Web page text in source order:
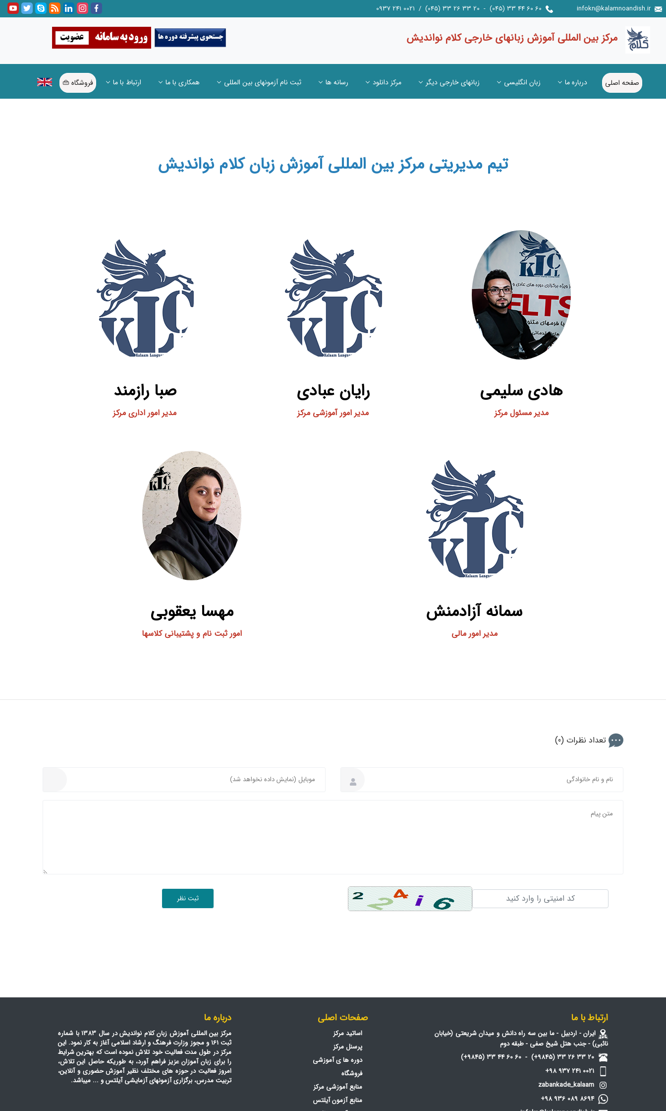
infokn@kalamnoandish.ir
مرکز بین المللی آموزش زبانهای خارجی کلام نواندیش
صفحه اصلی درباره ما زبان انگلیسی زبانهای خارجی دیگر مرکز دانلود رسانه ها ثبت نام آزمونهای بین المللی همکاری با ما ارتباط با ما فروشگاه 👜
تیم مدیریتی مرکز بین المللی آموزش زبان کلام نواندیش
هادی سلیمی
مدیر مسئول مرکز
رایان عبادی
مدیر امور آموزشی مرکز
صبا رازمند
مدیر امور اداری مرکز
سمانه آزادمنش
مدیر امور مالی
مهسا یعقوبی
امور ثبت نام و پشتیبانی کلاسها
تعداد نظرات (0)
ثبت نظر
ارتباط با ما
ایران - اردبیل - ما بین سه راه دانش و میدان شریعتی (خیابان
نائبی) - جنب هتل شیخ صفی - طبقه دوم
zabankade_kalaam
8694 089 936 98+
صفحات اصلی
اساتید مرکز
پرسنل مرکز
دوره ها ی آموزشی
فروشگاه
منابع آموزشی مرکز
منابع آزمون آیلتس
درباره ما
مرکز بین المللی آموزش زبان کلام نواندیش در سال 1383 با شماره
ثبت 161 و مجوز وزارت فرهنگ و ارشاد اسلامی آغاز به کار نمود. این
مرکز در طول مدت فعالیت خود تلاش نموده است که بهترین شرایط
را برای زبان آموزان عزیز فراهم آورد، به طوریکه حاصل این تلاش،
امروز فعالیت در حوزه های مختلف نظیر آموزش حضوری و آنلاین،
تربیت مدرس، برگزاری آزمونهای آزمایشی آیلتس و ... میباشد.